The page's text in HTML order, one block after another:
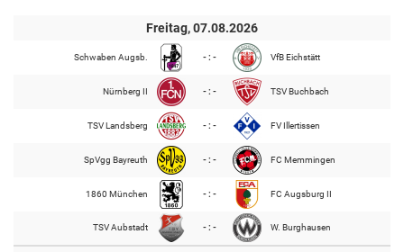
Freitag, 07.08.2026
Schwaben Augsb. - : - VfB Eichstätt
Nürnberg II - : - TSV Buchbach
TSV Landsberg - : - FV Illertissen
SpVgg Bayreuth - : - FC Memmingen
1860 München - : - FC Augsburg II
TSV Aubstadt - : - W. Burghausen